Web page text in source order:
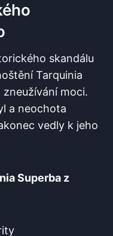
skandálu
Tarquinia
moci.
a neochota
vedly k jeho
Superba z